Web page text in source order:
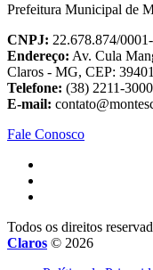
Prefeitura Municipal de
CNPJ: 22.678.874/
Endereço: Av. Cula
Claros - MG, CEP:
Telefone: (38) 2211-3000
E-mail:
Fale Conosco
Todos os direitos
Claros © 2026